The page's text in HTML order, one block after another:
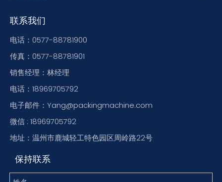
联系我们
电话：0577-88781900
传真：0577-88781901
销售经理：林经理
电话：18969705792
电子邮件：Yang@packingmachine.com
微信 : 18969705792
地址：温州市鹿城轻工特色园区周岭路22号
保持联系